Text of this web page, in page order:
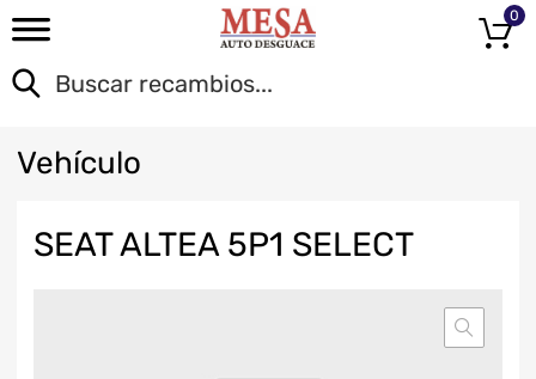
0
Vehículo
SEAT ALTEA 5P1 SELECT